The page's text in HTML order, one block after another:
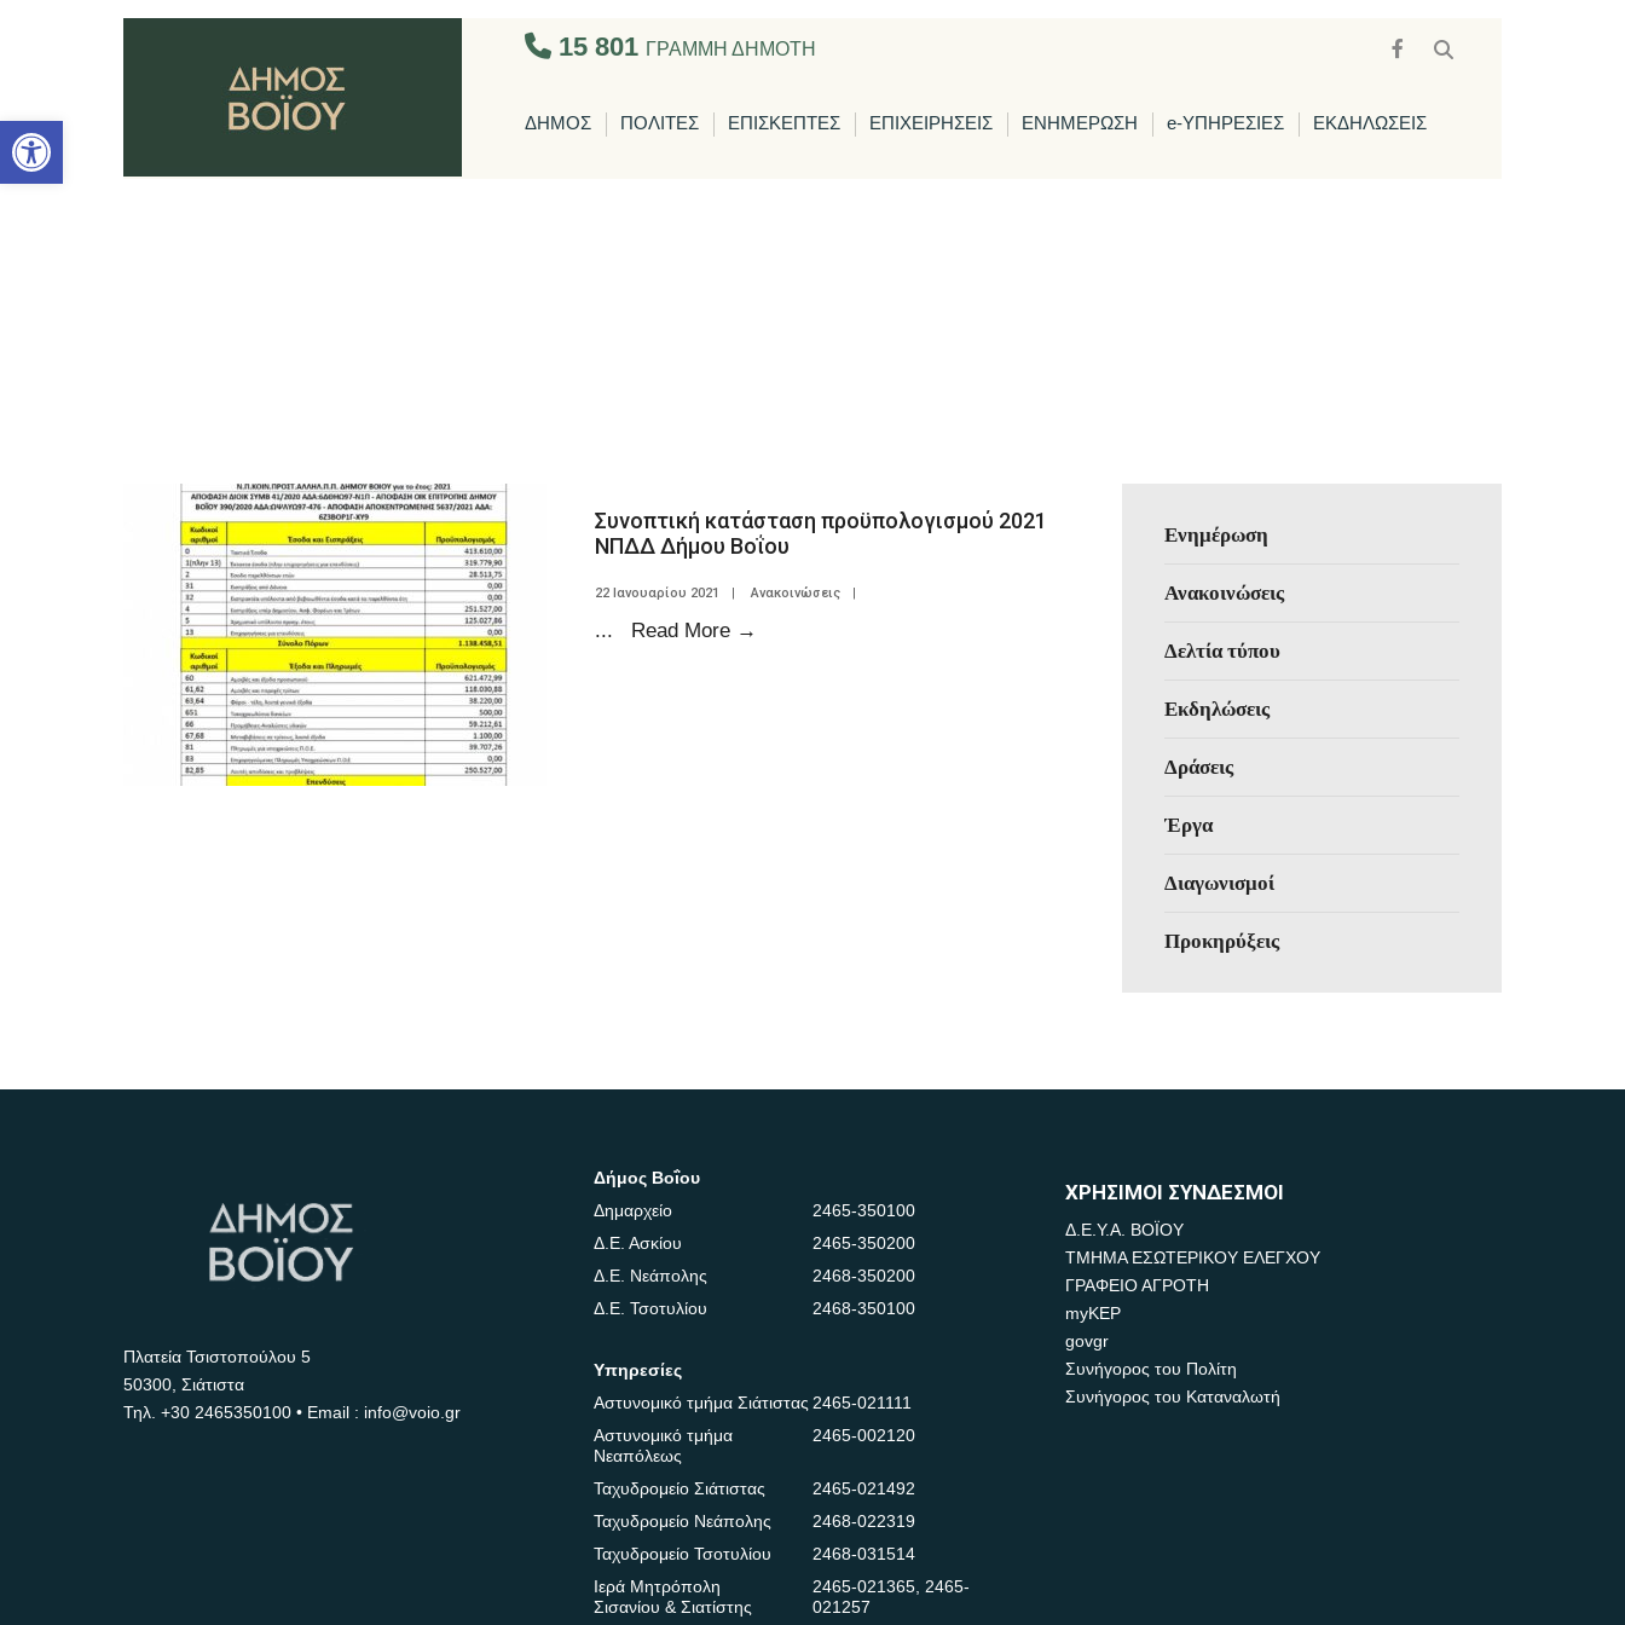
Ανοίξτε τη γραμμή εργαλείων
15 801 ΓΡΑΜΜΗ ΔΗΜΟΤΗ
ΔΗΜΟΣ ΠΟΛΙΤΕΣ ΕΠΙΣΚΕΠΤΕΣ ΕΠΙΧΕΙΡΗΣΕΙΣ ΕΝΗΜΕΡΩΣΗ e-ΥΠΗΡΕΣΙΕΣ ΕΚΔΗΛΩΣΕΙΣ
Συνοπτική κατάσταση προϋπολογισμού 2021
ΝΠΔΔ Δήμου Βοΐου
22 Ιανουαρίου 2021 | Ανακοινώσεις |
... Read More →
Ενημέρωση
Ανακοινώσεις
Δελτία τύπου
Εκδηλώσεις
Δράσεις
Έργα
Διαγωνισμοί
Προκηρύξεις
Πλατεία Τσιστοπούλου 5
50300, Σιάτιστα
Τηλ. +30 2465350100 • Email : info@voio.gr
Δήμος Βοΐου
Δημαρχείο
2465-350100
Δ.Ε. Ασκίου
2465-350200
Δ.Ε. Νεάπολης
2468-350200
Δ.Ε. Τσοτυλίου
2468-350100
Υπηρεσίες
Αστυνομικό τμήμα Σιάτιστας2465-021111
Αστυνομικό τμήμα
Νεαπόλεως
2465-002120
Ταχυδρομείο Σιάτιστας
2465-021492
Ταχυδρομείο Νεάπολης
2468-022319
Ταχυδρομείο Τσοτυλίου
2468-031514
Ιερά Μητρόπολη
Σισανίου & Σιατίστης
2465-021365,2465-
021257
ΧΡΗΣΙΜΟΙ ΣΥΝΔΕΣΜΟΙ
Δ.Ε.Υ.Α. ΒΟΪΟΥ
ΤΜΗΜΑ ΕΣΩΤΕΡΙΚΟΥ ΕΛΕΓΧΟΥ
ΓΡΑΦΕΙΟ ΑΓΡΟΤΗ
myKEP
govgr
Συνήγορος του Πολίτη
Συνήγορος του Καταναλωτή